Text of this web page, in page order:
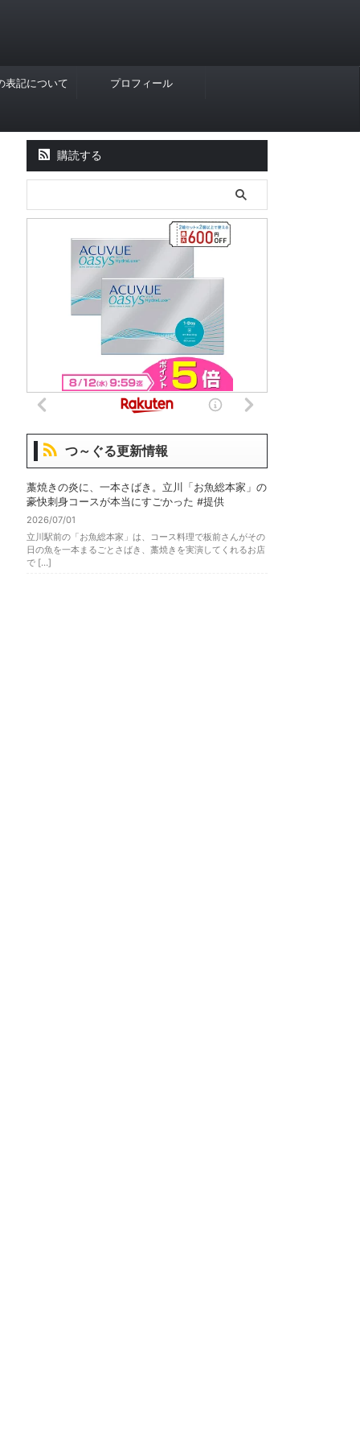
表記について プロフィール
購読する
つ～ぐる更新情報
藁焼きの炎に、一本さばき。立川「お魚総本家」の
豪快刺身コースが本当にすごかった #提供
2026/07/01
立川駅前の「お魚総本家」は、コース料理で板前さんがその
日の魚を一本まるごとさばき、藁焼きを実演してくれるお店
で […]